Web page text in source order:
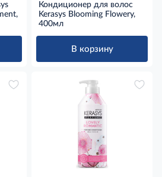
Кондиционер для волос
Kerasys Blooming Flowery,
400мл
В корзину